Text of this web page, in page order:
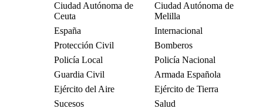
Ciudad Autónoma de
Ceuta
Ciudad Autónoma de
Melilla
España
Internacional
Protección Civil
Bomberos
Policía Local
Policía Nacional
Guardia Civil
Armada Española
Ejército del Aire
Ejército de Tierra
Sucesos
Salud